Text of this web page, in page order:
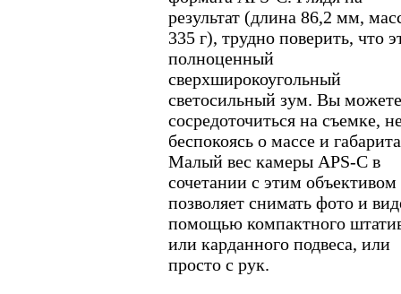
результат (длина 86,2 мм,
335 г), трудно поверить, что
полноценный
сверхширокоугольный
светосильный зум. Вы можете
сосредоточиться на съемке,
беспокоясь о массе и
Малый вес камеры APS-C в
сочетании с этим объективом
позволяет снимать фото и
помощью компактного
или карданного подвеса, или
просто с рук.